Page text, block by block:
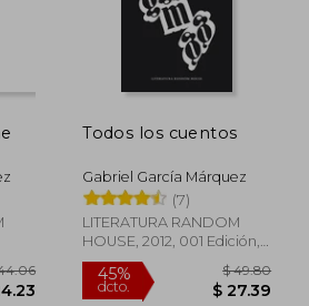
45%
dcto.
Todos los cuentos
Gabriel García Márquez
(7)
LITERATURA RANDOM
HOUSE, 2012, 001 Edición,
Tapa Dura, Nuevo